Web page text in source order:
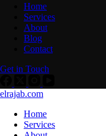
Home
Services
About
Blog
Contact
Get in Touch
elrajab.com
Home
Services